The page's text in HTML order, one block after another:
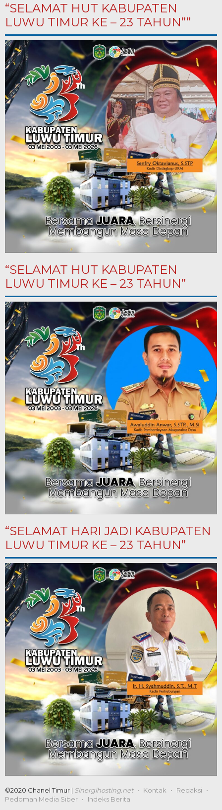
“SELAMAT HUT KABUPATEN
LUWU TIMUR KE – 23 TAHUN””
“SELAMAT HUT KABUPATEN
LUWU TIMUR KE – 23 TAHUN”
“SELAMAT HARI JADI KABUPATEN
LUWU TIMUR KE – 23 TAHUN”
©2020 Chanel Timur | Sinergihosting.net Kontak
Redaksi
Pedoman Media Siber
Indeks Berita